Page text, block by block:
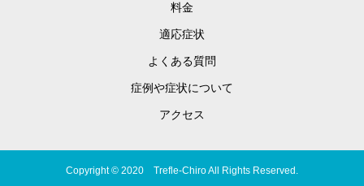
料金
適応症状
よくある質問
症例や症状について
アクセス
Copyright © 2020 Trefle-Chiro All Rights Reserved.